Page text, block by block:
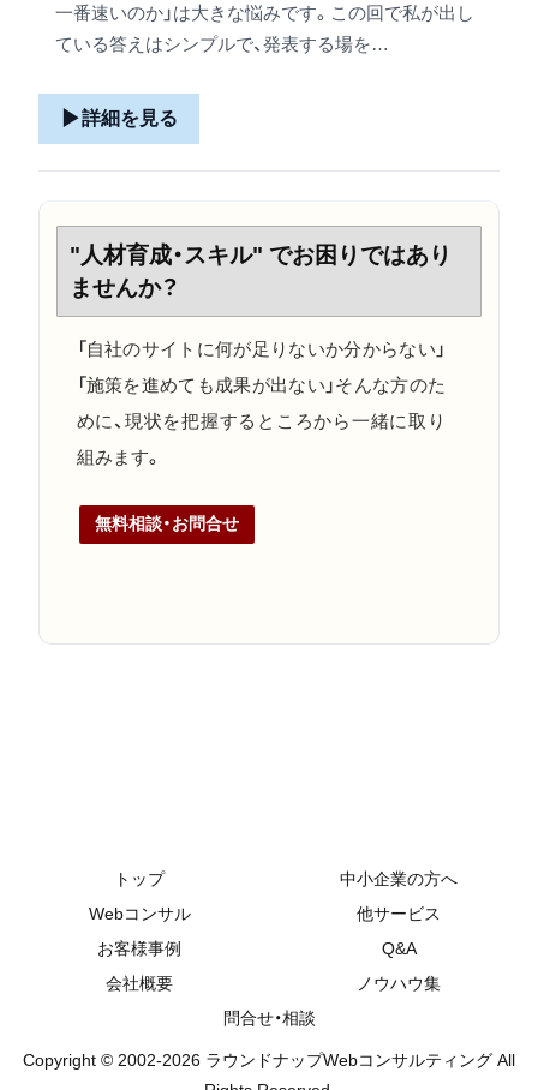
一番速いのか」は大きな悩みです。この回で私が出し
ている答えはシンプルで、発表する場を…
▶詳細を見る
"人材育成・スキル" でお困りではあり
ませんか？
「自社のサイトに何が足りないか分からない」
「施策を進めても成果が出ない」そんな方のた
めに、現状を把握するところから一緒に取り
組みます。
無料相談・お問合せ
トップ
中小企業の方へ
Webコンサル
他サービス
お客様事例
Q&A
会社概要
ノウハウ集
問合せ・相談
Copyright © 2002-2026 ラウンドナップWebコンサルティング All